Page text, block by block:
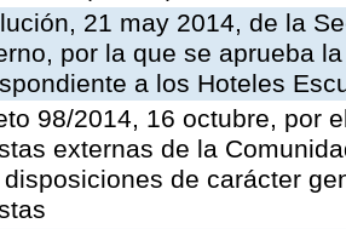
21 may 2014, de la
por la que se aprueba
a los Hoteles
98/2014, 16 octubre, por
externas de la
de carácter